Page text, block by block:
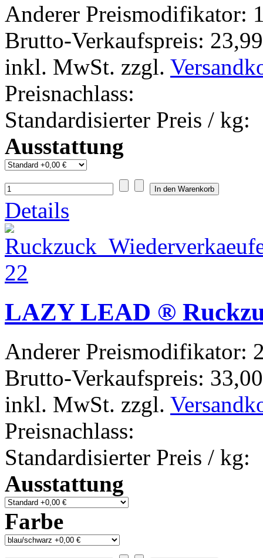
Anderer Preismodifikator:
Brutto-Verkaufspreis:
inkl. MwSt. zzgl.
Preisnachlass:
Standardisierter Preis / kg:
Ausstattung
Details
LAZY LEAD ®
Anderer Preismodifikator:
Brutto-Verkaufspreis:
inkl. MwSt. zzgl.
Preisnachlass:
Standardisierter Preis / kg:
Ausstattung
Farbe